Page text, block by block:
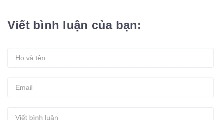
Viết bình luận của bạn: